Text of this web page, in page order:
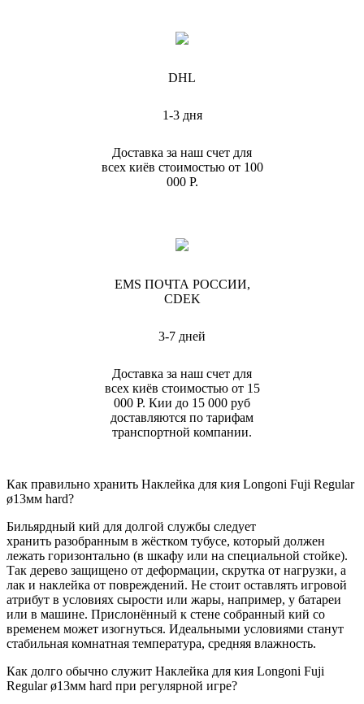
DHL
1-3 дня
Доставка за наш счет для
всех киёв стоимостью от 100
000 Р.
EMS ПОЧТА РОССИИ,
CDEK
3-7 дней
Доставка за наш счет для
всех киёв стоимостью от 15
000 Р. Кии до 15 000 руб
доставляются по тарифам
транспортной компании.
Как правильно хранить Наклейка для кия Longoni Fuji Regular
ø13мм hard?
Бильярдный кий для долгой службы следует
хранить разобранным в жёстком тубусе, который должен
лежать горизонтально (в шкафу или на специальной стойке).
Так дерево защищено от деформации, скрутка от нагрузки, а
лак и наклейка от повреждений. Не стоит оставлять игровой
атрибут в условиях сырости или жары, например, у батареи
или в машине. Прислонённый к стене собранный кий со
временем может изогнуться. Идеальными условиями станут
стабильная комнатная температура, средняя влажность.
Как долго обычно служит Наклейка для кия Longoni Fuji
Regular ø13мм hard при регулярной игре?